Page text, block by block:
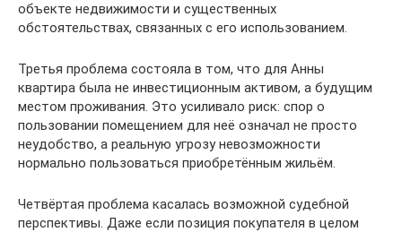
объекте недвижимости и существенных
обстоятельствах, связанных с его использованием.
Третья проблема состояла в том, что для Анны
квартира была не инвестиционным активом, а будущим
местом проживания. Это усиливало риск: спор о
пользовании помещением для неё означал не просто
неудобство, а реальную угрозу невозможности
нормально пользоваться приобретённым жильём.
Четвёртая проблема касалась возможной судебной
перспективы. Даже если позиция покупателя в целом